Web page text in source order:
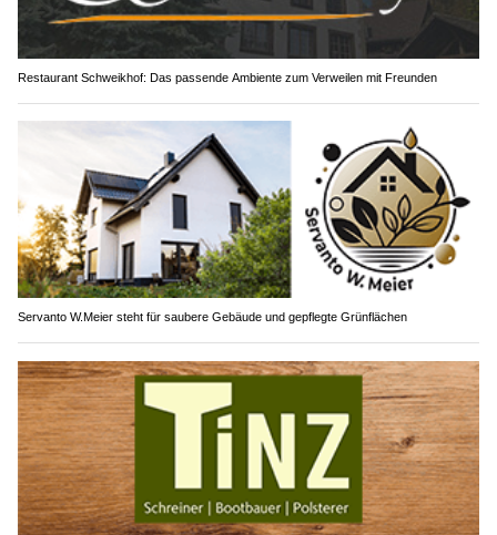
Restaurant Schweikhof: Das passende Ambiente zum Verweilen mit Freunden
Servanto W.Meier steht für saubere Gebäude und gepflegte Grünflächen